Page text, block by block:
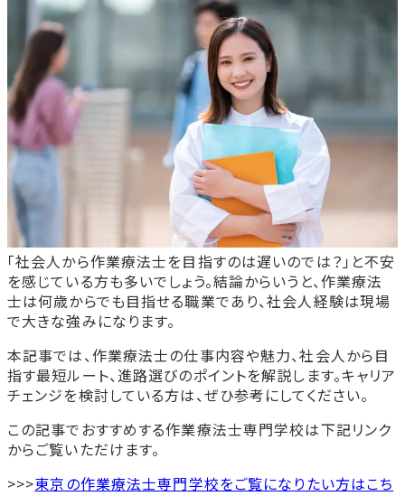
「社会人から作業療法士を目指すのは遅いのでは？」と不安
を感じている方も多いでしょう。結論からいうと、作業療法
士は何歳からでも目指せる職業であり、社会人経験は現場
で大きな強みになります。
本記事では、作業療法士の仕事内容や魅力、社会人から目
指す最短ルート、進路選びのポイントを解説します。キャリア
チェンジを検討している方は、ぜひ参考にしてください。
この記事でおすすめする作業療法士専門学校は下記リンク
からご覧いただけます。
>>>東京の作業療法士専門学校をご覧になりたい方はこち